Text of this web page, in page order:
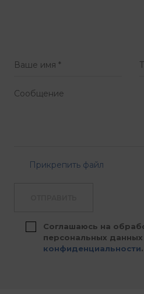
Прикрепить файл
Соглашаюсь на
персональных
конфиденциальности.